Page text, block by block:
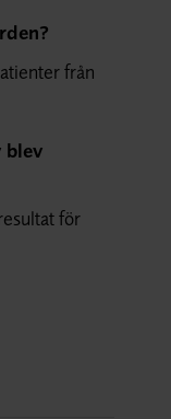
från
blev
för